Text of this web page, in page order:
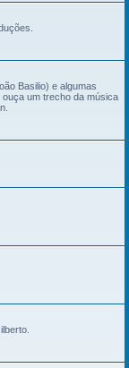
Basilio) e algumas
ouça um trecho da música